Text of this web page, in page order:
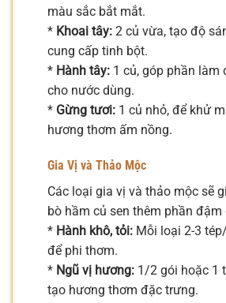
màu sắc bắt mắt.
* Khoai tây: 2 củ vừa, tạo độ
cung cấp tinh bột.
* Hành tây: 1 củ, góp phần làm
cho nước dùng.
* Gừng tươi: 1 củ nhỏ, để khử
hương thơm ấm nồng.
Gia Vị và Thảo Mộc
Các loại gia vị và thảo mộc sẽ
bò hầm củ sen thêm phần đậm
* Hành khô, tỏi: Mỗi loại 2-3
để phi thơm.
* Ngũ vị hương: 1/2 gói hoặc 1
tạo hương thơm đặc trưng.